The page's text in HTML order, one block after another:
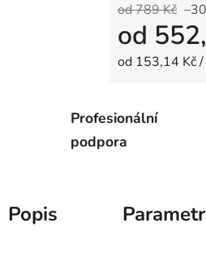
od 789 Kč
od
Měrná cena:
od 153,14 Kč /
Profesionální
podpora
Popis